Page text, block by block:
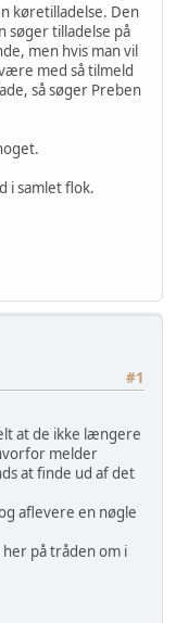
køretilladelse. Den
søger tilladelse på
men hvis man vil
med så tilmeld
så søger Preben
i samlet flok.
#1
at de ikke længere
melder
at finde ud af det
aflevere en nøgle
på tråden om i